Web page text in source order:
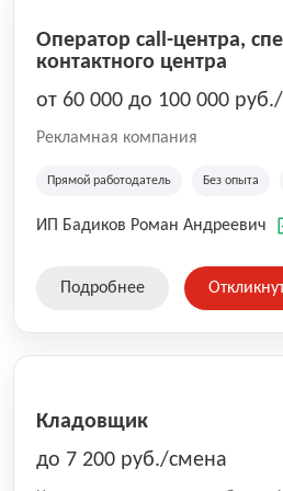
Оператор call-центра,
контактного центра
от 60 000 до 100 000
Рекламная компания
Прямой работодатель Без опыта
ИП Бадиков Роман Андреевич
Подробнее
Кладовщик
до 7 200 руб./смена